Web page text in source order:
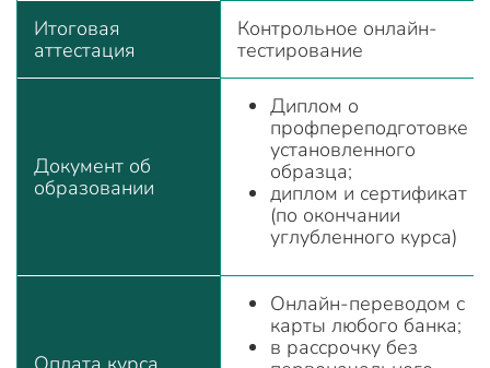
Итоговая
аттестация
Контрольное онлайн-
тестирование
Документ об
образовании
Диплом о
профпереподготовке
установленного
образца;
диплом и сертификат
(по окончании
углубленного курса)
Онлайн-переводом с
карты любого банка;
в рассрочку без